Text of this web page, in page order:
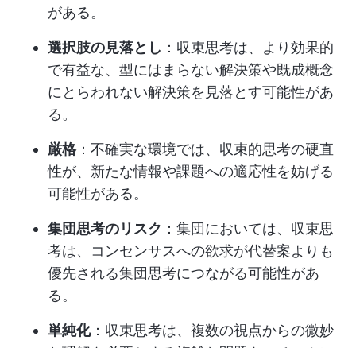
がある。
選択肢の見落とし ：収束思考は、より効果的
で有益な、型にはまらない解決策や既成概念
にとらわれない解決策を見落とす可能性があ
る。
厳格：不確実な環境では、収束的思考の硬直
性が、新たな情報や課題への適応性を妨げる
可能性がある。
集団思考のリスク ：集団においては、収束思
考は、コンセンサスへの欲求が代替案よりも
優先される集団思考につながる可能性があ
る。
単純化：収束思考は、複数の視点からの微妙